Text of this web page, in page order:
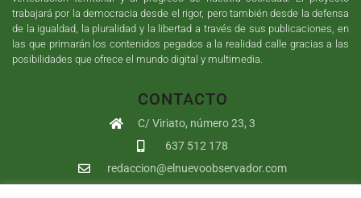
trabajará por la democracia desde el rigor, pero también desde la defensa
de la igualdad, la pluralidad y la libertad a través de sus publicaciones, en
las que primarán los contenidos pegados a la realidad calle gracias a las
posibilidades que ofrece el mundo digital y multimedia.
CONTACTO
C/ Viriato, número 23, 3
637 512 178
redaccion@elnuevoobservador.com